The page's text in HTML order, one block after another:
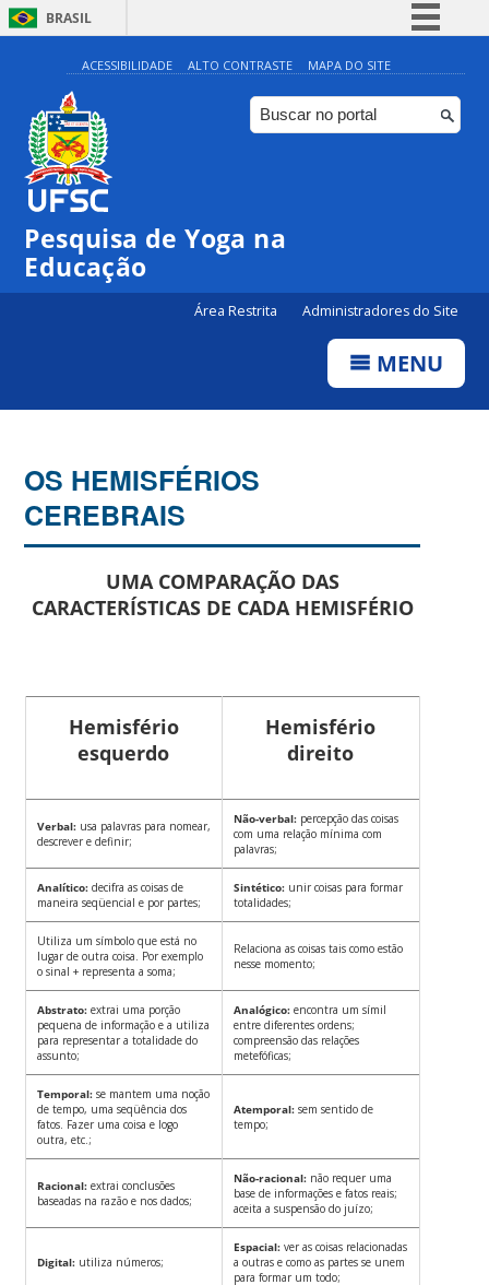
BRASIL
Simplifique!
Comunica BR
Participe
ACESSIBILIDADE ALTO CONTRASTE MAPA DO SITE
Pesquisa de Yoga na
Educação
Área Restrita Administradores do Site
MENU
OS HEMISFÉRIOS
CEREBRAIS
UMA COMPARAÇÃO DAS
CARACTERÍSTICAS DE CADA HEMISFÉRIO
Hemisfério
esquerdo
Hemisfério
direito
Verbal:usa palavras para nomear,
descrever e definir;
Não-verbal:percepção das coisas
com uma relação mínima com
palavras;
Analítico: decifra as coisas de
maneira seqüencial e por partes;
Sintético: unir coisas para formar
totalidades;
Utiliza um símbolo que está no
lugar de outra coisa. Por exemplo
o sinal + representa a soma;
Relaciona as coisas tais como estão
nesse momento;
Abstrato: extrai uma porção
pequena de informação e a utiliza
para representar a totalidade do
assunto;
Analógico: encontra um símil
entre diferentes ordens;
compreensão das relações
metefóficas;
Temporal: se mantem uma noção
de tempo, uma seqüência dos
fatos. Fazer uma coisa e logo
outra, etc.;
Atemporal:sem sentido de
tempo;
Racional:extrai conclusões
baseadas na razão e nos dados;
Não-racional:não requer uma
base de informações e fatos reais;
aceita a suspensão do juízo;
Digital:utiliza números;
Espacial: ver as coisas relacionadas
a outras e como as partes se unem
para formar um todo;